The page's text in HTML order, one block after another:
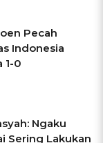
Pecah
Indonesia
1-0
Ngaku
Sering Lakukan